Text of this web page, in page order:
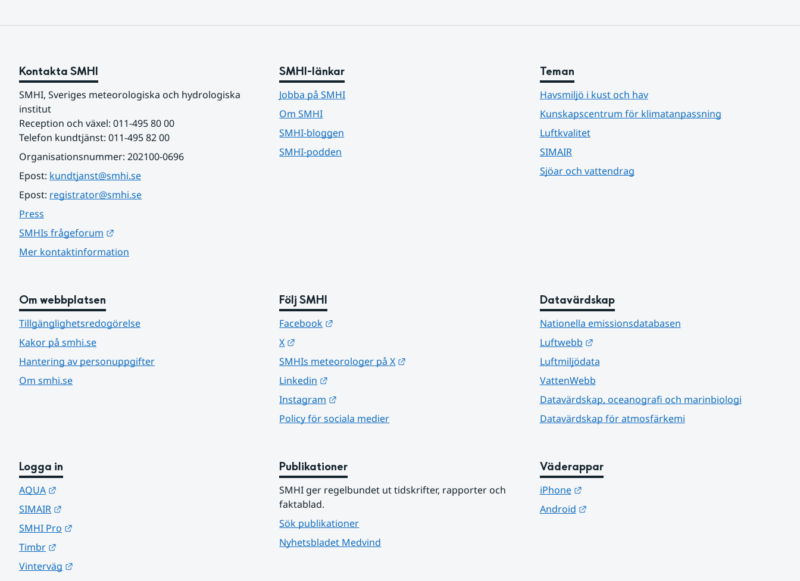
Kontakta SMHI
SMHI, Sveriges meteorologiska och hydrologiska
institut
Reception och växel: 011-495 80 00
Telefon kundtjänst: 011-495 82 00
Organisationsnummer: 202100-0696
Epost: kundtjanst@smhi.se
Epost: registrator@smhi.se
Press
SMHIs frågeforum
Mer kontaktinformation
SMHI-länkar
Jobba på SMHI
Om SMHI
SMHI-bloggen
SMHI-podden
Teman
Havsmiljö i kust och hav
Kunskapscentrum för klimatanpassning
Luftkvalitet
SIMAIR
Sjöar och vattendrag
Om webbplatsen
Tillgänglighetsredogörelse
Kakor på smhi.se
Hantering av personuppgifter
Om smhi.se
Följ SMHI
Facebook
X
SMHIs meteorologer på X
Linkedin
Instagram
Policy för sociala medier
Datavärdskap
Nationella emissionsdatabasen
Luftwebb
Länk till annan webbplats.
Luftmiljödata
VattenWebb
Datavärdskap, oceanografi och marinbiologi
Datavärdskap för atmosfärkemi
Logga in
AQUA
SIMAIR
SMHI Pro
Timbr
Vinterväg
Publikationer
SMHI ger regelbundet ut tidskrifter, rapporter och
faktablad.
Sök publikationer
Nyhetsbladet Medvind
Väderappar
iPhone
Länk till annan webbplats.
Android
Länk till annan webbplats.